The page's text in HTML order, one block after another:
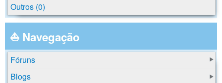
Outros (0)
⛵ Navegação
Fóruns
Blogs